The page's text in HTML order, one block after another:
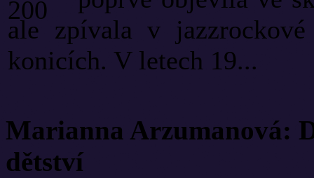
ale zpívala v
konicích. V letech 19...
Marianna Arzumanová:
dětství